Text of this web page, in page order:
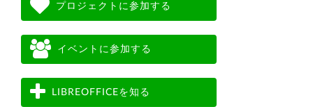
プロジェクトに参加する
イベントに参加する
LIBREOFFICEを知る